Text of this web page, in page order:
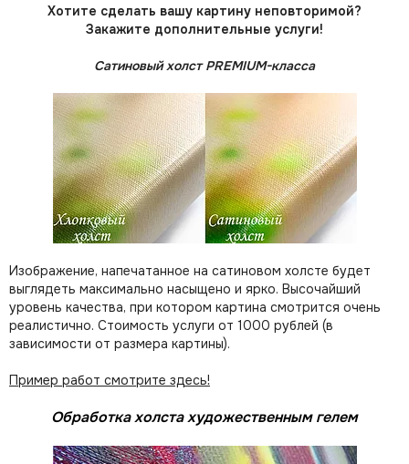
Хотите сделать вашу картину неповторимой?
Закажите дополнительные услуги!
Сатиновый холст PREMIUM-класса
Изображение, напечатанное на сатиновом холсте будет
выглядеть максимально насыщено и ярко. Высочайший
уровень качества, при котором картина смотрится очень
реалистично. Стоимость услуги от 1000 рублей (в
зависимости от размера картины).
Пример работ смотрите здесь!
Обработка холста художественным гелем